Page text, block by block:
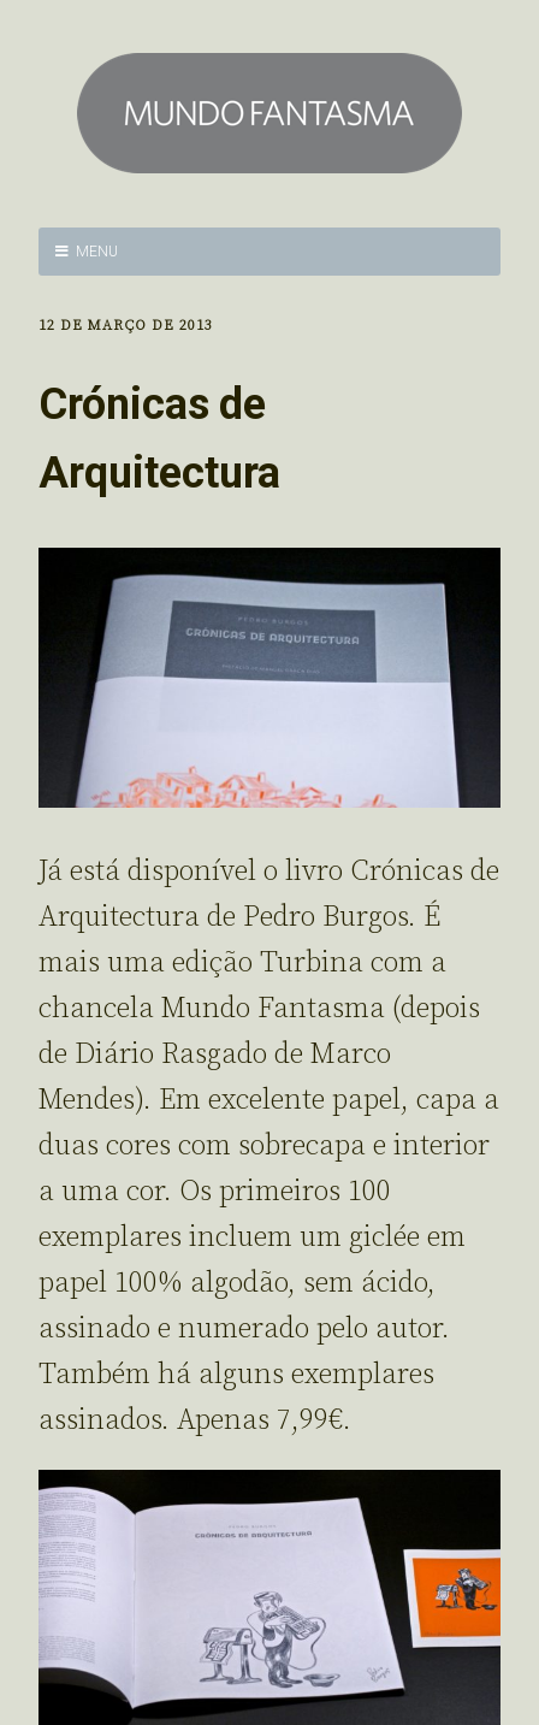
MENU
12 DE MARÇO DE 2013
Crónicas de
Arquitectura
Já está disponível o livro Crónicas de
Arquitectura de Pedro Burgos. É
mais uma edição Turbina com a
chancela Mundo Fantasma (depois
de Diário Rasgado de Marco
Mendes). Em excelente papel, capa a
duas cores com sobrecapa e interior
a uma cor. Os primeiros 100
exemplares incluem um giclée em
papel 100% algodão, sem ácido,
assinado e numerado pelo autor.
Também há alguns exemplares
assinados. Apenas 7,99€.